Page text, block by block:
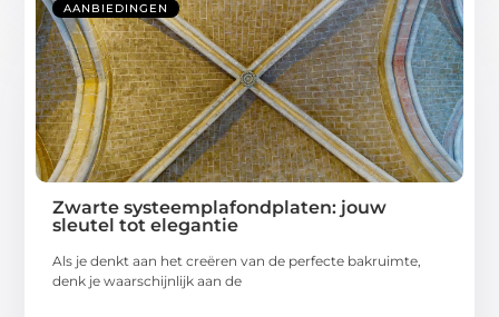
AANBIEDINGEN
Zwarte systeemplafondplaten: jouw
sleutel tot elegantie
Als je denkt aan het creëren van de perfecte bakruimte,
denk je waarschijnlijk aan de